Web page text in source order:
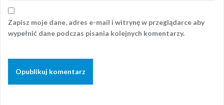
Zapisz moje dane, adres e-mail i witrynę w przeglądarce aby
wypełnić dane podczas pisania kolejnych komentarzy.